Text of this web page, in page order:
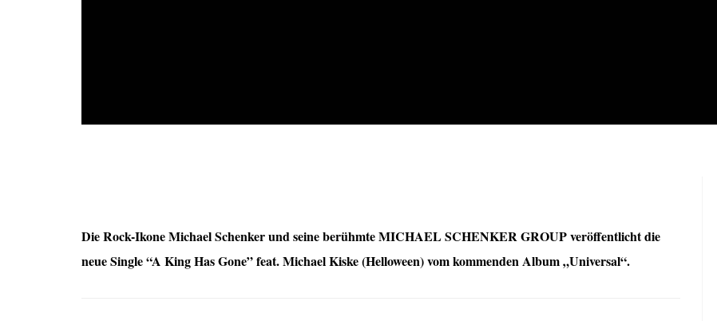
Die Rock-Ikone Michael Schenker und seine berühmte MICHAEL SCHENKER GROUP veröffentlicht die
neue Single “A King Has Gone” feat. Michael Kiske (Helloween) vom kommenden Album „Universal“.